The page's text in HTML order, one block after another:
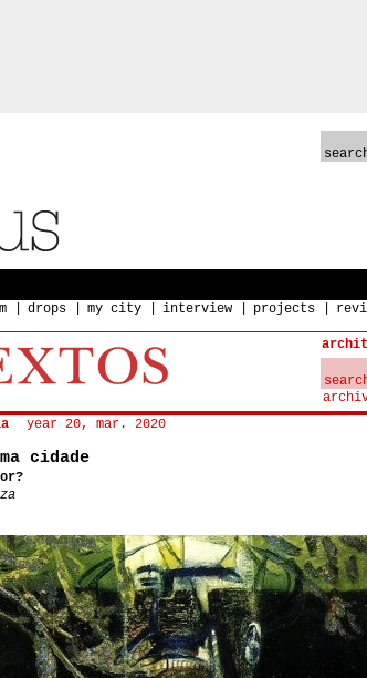
drops my city interview projects
year 20, mar. 2020
cidade